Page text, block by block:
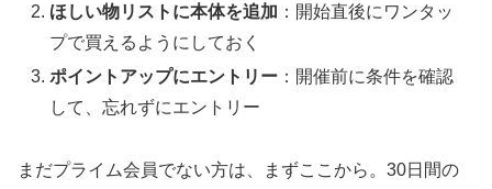
ほしい物リストに本体を追加 ：開始直後にワンタッ
プで買えるようにしておく
ポイントアップにエントリー ：開催前に条件を確認
して、忘れずにエントリー
まだプライム会員でない方は、まずここから。30日間の